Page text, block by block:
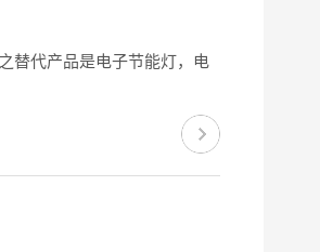
替代产品是电子节能灯，电